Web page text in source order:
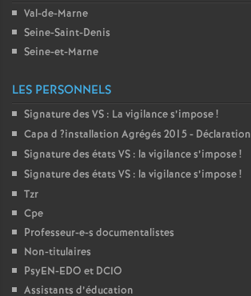
Val-de-Marne
Seine-Saint-Denis
Seine-et-Marne
LES PERSONNELS
Signature des VS : La vigilance s’impose!
Capa d ?installation Agrégés 2015 - Déclaration
Signature des états VS : la vigilance s’impose!
Signature des états VS : la vigilance s’impose!
Tzr
Cpe
Professeur-e-s documentalistes
Non-titulaires
PsyEN-EDO et DCIO
Assistants d’éducation